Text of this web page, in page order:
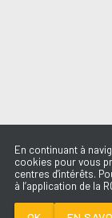
En continuant à
cookies pour vous
centres d'intérêts.
à l’application de la